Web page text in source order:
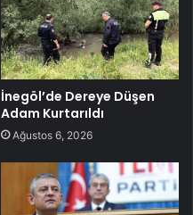
İnegöl’de Dereye Düşen
Adam Kurtarıldı
Ağustos 6, 2026